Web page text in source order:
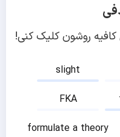
کافیه روشون کلیک کنی!
slight
FKA
formulate a theory